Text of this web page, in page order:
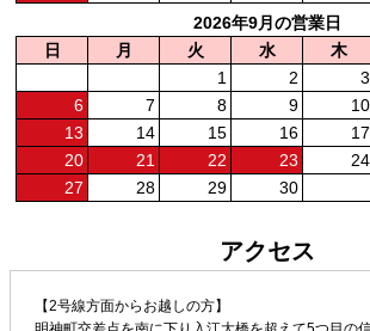
2026年9月の営業日
日
月 火 水 木
1
2 3
6
7 8 9 10
13
14 15 16 17
20
21 22 23 24
27
28 29 30
アクセス
【2号線方面からお越しの方】